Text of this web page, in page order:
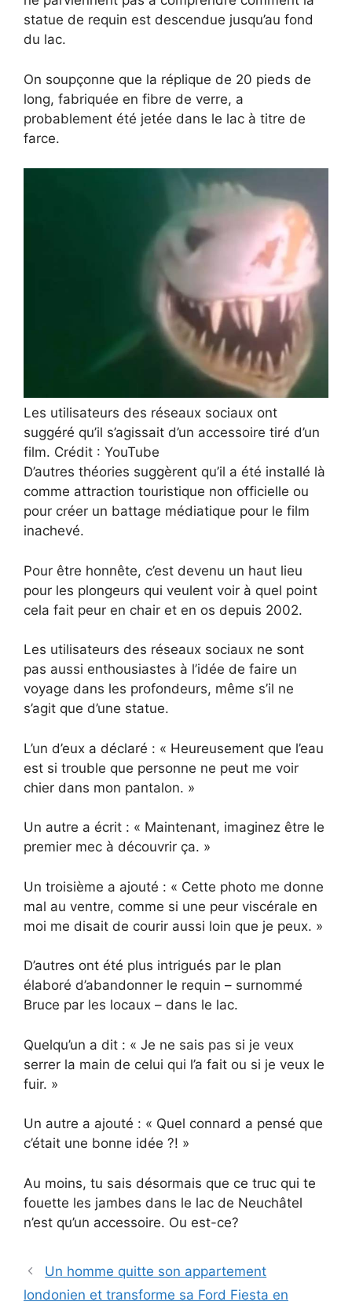
statue de requin est descendue jusqu’au fond
du lac.
On soupçonne que la réplique de 20 pieds de
long, fabriquée en fibre de verre, a
probablement été jetée dans le lac à titre de
farce.
Les utilisateurs des réseaux sociaux ont
suggéré qu’il s’agissait d’un accessoire tiré d’un
film. Crédit : YouTube
D’autres théories suggèrent qu’il a été installé là
comme attraction touristique non officielle ou
pour créer un battage médiatique pour le film
inachevé.
Pour être honnête, c’est devenu un haut lieu
pour les plongeurs qui veulent voir à quel point
cela fait peur en chair et en os depuis 2002.
Les utilisateurs des réseaux sociaux ne sont
pas aussi enthousiastes à l’idée de faire un
voyage dans les profondeurs, même s’il ne
s’agit que d’une statue.
L’un d’eux a déclaré : « Heureusement que l’eau
est si trouble que personne ne peut me voir
chier dans mon pantalon. »
Un autre a écrit : « Maintenant, imaginez être le
premier mec à découvrir ça. »
Un troisième a ajouté : « Cette photo me donne
mal au ventre, comme si une peur viscérale en
moi me disait de courir aussi loin que je peux. »
D’autres ont été plus intrigués par le plan
élaboré d’abandonner le requin – surnommé
Bruce par les locaux – dans le lac.
Quelqu’un a dit : « Je ne sais pas si je veux
serrer la main de celui qui l’a fait ou si je veux le
fuir. »
Un autre a ajouté : « Quel connard a pensé que
c’était une bonne idée ?! »
Au moins, tu sais désormais que ce truc qui te
fouette les jambes dans le lac de Neuchâtel
n’est qu’un accessoire. Ou est-ce?
Un homme quitte son appartement
londonien et transforme sa Ford Fiesta en